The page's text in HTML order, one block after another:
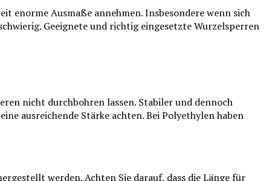
enorme Ausmaße annehmen. Insbesondere wenn sich
Geeignete und richtig eingesetzte Wurzelsperren
nicht durchbohren lassen. Stabiler und dennoch
ausreichende Stärke achten. Bei Polyethylen haben
werden. Achten Sie darauf, dass die Länge für